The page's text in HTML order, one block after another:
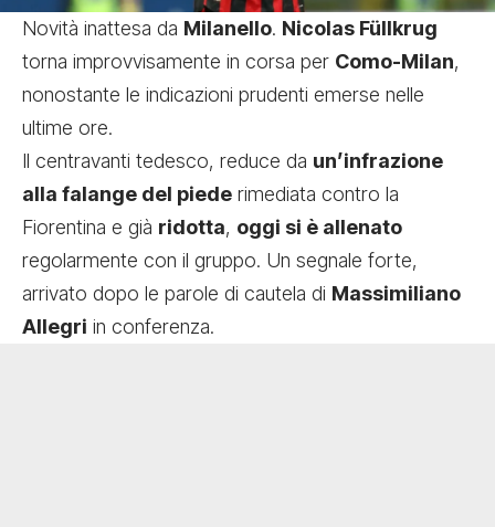
Novità inattesa da Milanello. Nicolas Füllkrug
torna improvvisamente in corsa per Como-Milan,
nonostante le indicazioni prudenti emerse nelle
ultime ore.
Il centravanti tedesco, reduce da un’infrazione
alla falange del piede rimediata contro la
Fiorentina e già ridotta, oggi si è allenato
regolarmente con il gruppo. Un segnale forte,
arrivato dopo le parole di cautela di Massimiliano
Allegri in conferenza.